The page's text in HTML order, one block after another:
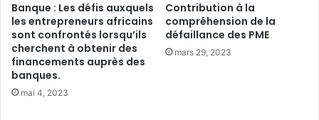
Banque : Les défis auxquels
les entrepreneurs africains
sont confrontés lorsqu’ils
cherchent à obtenir des
financements auprès des
banques.
mai 4, 2023
Contribution à la
compréhension de la
défaillance des PME
mars 29, 2023